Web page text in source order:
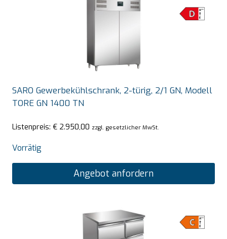
SARO Gewerbekühlschrank, 2-türig, 2/1 GN, Modell
TORE GN 1400 TN
Listenpreis: € 2.950,00 zzgl. gesetzlicher MwSt.
Vorrätig
Angebot anfordern